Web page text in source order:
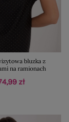
bluzka z
na ramionach
zł